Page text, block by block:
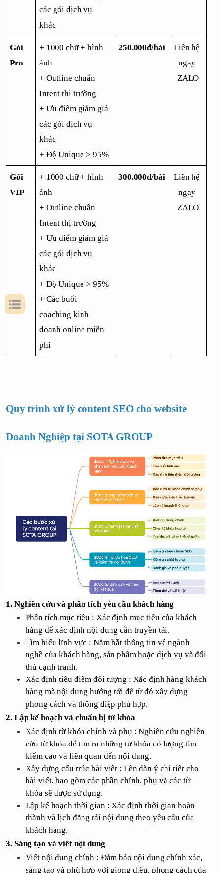
các gói dịch vụ
khác
Gói
Pro
+ 1000 chữ + hình
ảnh
+ Outline chuẩn
Intent thị trường
+ Ưu điểm giảm giá
các gói dịch vụ
khác
+ Độ Unique > 95%
250.000đ/bài
Liên hệ
ngay
ZALO
Gói
VIP
+ 1000 chữ + hình
ảnh
+ Outline chuẩn
Intent thị trường
+ Ưu điểm giảm giá
các gói dịch vụ
khác
+ Độ Unique > 95%
+ Các buổi
coaching kinh
doanh online miễn
phí
300.000đ/bài
Liên hệ
ngay
ZALO
Quy trình xử lý content SEO cho website
Doanh Nghiệp tại SOTA GROUP
1. Nghiên cứu và phân tích yêu cầu khách hàng
Phân tích mục tiêu : Xác định mục tiêu của khách
hàng để xác định nội dung cần truyền tải.
Tìm hiểu lĩnh vực : Nắm bắt thông tin về ngành
nghề của khách hàng, sản phẩm hoặc dịch vụ và đối
thủ cạnh tranh.
Xác định tiêu điểm đối tượng : Xác định hàng khách
hàng mà nội dung hướng tới để từ đó xây dựng
phong cách và thông điệp phù hợp.
2. Lập kế hoạch và chuẩn bị từ khóa
Xác định từ khóa chính và phụ : Nghiên cứu nghiên
cứu từ khóa để tìm ra những từ khóa có lượng tìm
kiếm cao và liên quan đến nội dung.
Xây dựng cấu trúc bài viết : Lên dàn ý chi tiết cho
bài viết, bao gồm các phần chính, phụ và các từ
khóa sẽ được sử dụng.
Lập kế hoạch thời gian : Xác định thời gian hoàn
thành và lịch đăng tải nội dung theo yêu cầu của
khách hàng.
3. Sáng tạo và viết nội dung
Viết nội dung chính : Đảm bảo nội dung chính xác,
sáng tạo và phù hợp với giọng điệu, phong cách của